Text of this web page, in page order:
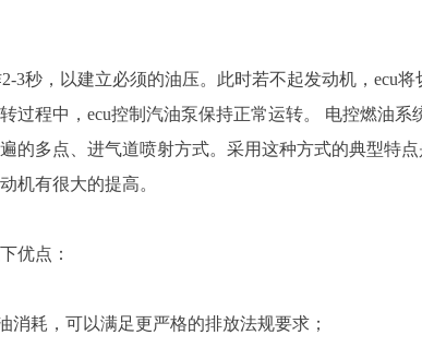
3秒，以建立必须的油压。此时若不起发动机，ecu将
过程中，ecu控制汽油泵保持正常运转。 电控燃油系
的多点、进气道喷射方式。采用这种方式的典型特点
机有很大的提高。
优点：
消耗，可以满足更严格的排放法规要求；